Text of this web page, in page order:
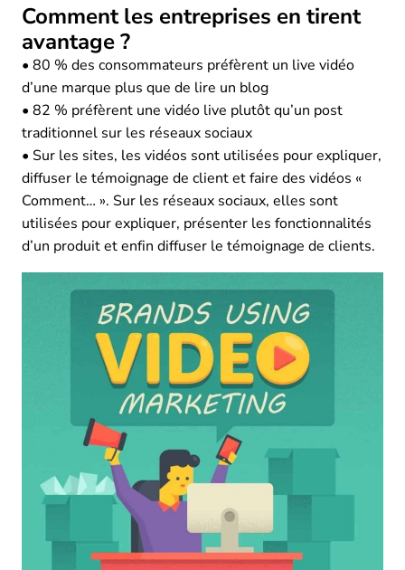
Comment les entreprises en tirent
avantage ?
• 80 % des consommateurs préfèrent un live vidéo
d’une marque plus que de lire un blog
• 82 % préfèrent une vidéo live plutôt qu’un post
traditionnel sur les réseaux sociaux
• Sur les sites, les vidéos sont utilisées pour expliquer,
diffuser le témoignage de client et faire des vidéos «
Comment… ». Sur les réseaux sociaux, elles sont
utilisées pour expliquer, présenter les fonctionnalités
d’un produit et enfin diffuser le témoignage de clients.